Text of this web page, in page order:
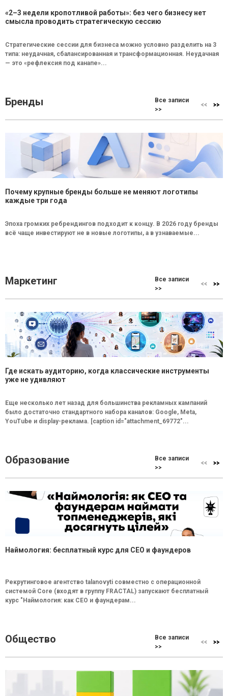
«2–3 недели кропотливой работы»: без чего бизнесу нет
смысла проводить стратегическую сессию
Стратегические сессии для бизнеса можно условно разделить на 3
типа: неудачная, сбалансированная и трансформационная. Неудачная
— это «рефлексия под канапе»...
Бренды
Все записи
>>
Почему крупные бренды больше не меняют логотипы
каждые три года
Эпоха громких ребрендингов подходит к концу. В 2026 году бренды
всё чаще инвестируют не в новые логотипы, а в узнаваемые...
Маркетинг
Все записи
>>
Где искать аудиторию, когда классические инструменты
уже не удивляют
Еще несколько лет назад для большинства рекламных кампаний
было достаточно стандартного набора каналов: Google, Meta,
YouTube и display-реклама. [caption id="attachment_69772"...
Образование
Все записи
>>
Наймология: бесплатный курс для CEO и фаундеров
Рекрутинговое агентство talanovyti совместно с операционной
системой Core (входят в группу FRACTAL) запускают бесплатный
курс "Наймология: как СEO и фаундерам...
Общество
Все записи
>>